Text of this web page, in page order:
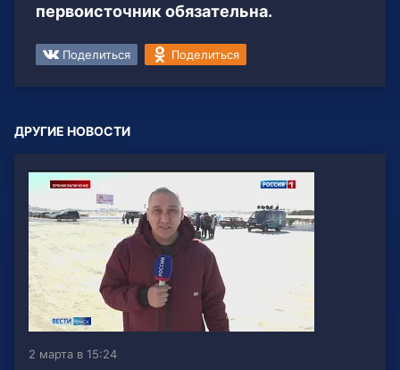
первоисточник обязательна.
Поделиться Поделиться
ДРУГИЕ НОВОСТИ
2 марта в 15:24